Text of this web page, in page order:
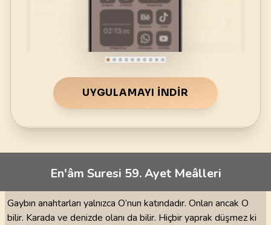
UYGULAMAYI İNDIR
En'âm Suresi 59. Ayet Meâlleri
Gaybın anahtarları yalnızca O’nun katındadır. Onları ancak O
bilir. Karada ve denizde olanı da bilir. Hiçbir yaprak düşmez ki